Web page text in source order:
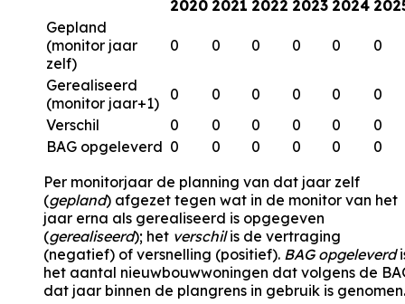
2020 2021 2022 2023 2024
Gepland
(monitor jaar
zelf)
0 0 0 0 0 0
Gerealiseerd
(monitor jaar+1)
0 0 0 0 0
0
Verschil
0 0 0 0 0
0
BAG opgeleverd 0 0 0 0 0
0
Per monitorjaar de planning van dat jaar zelf
(gepland) afgezet tegen wat in de monitor van het
jaar erna als gerealiseerd is opgegeven
(gerealiseerd); het verschilis de vertraging
(negatief) of versnelling (positief). BAG opgeleverd
het aantal nieuwbouwwoningen dat volgens de
dat jaar binnen de plangrens in gebruik is genomen.